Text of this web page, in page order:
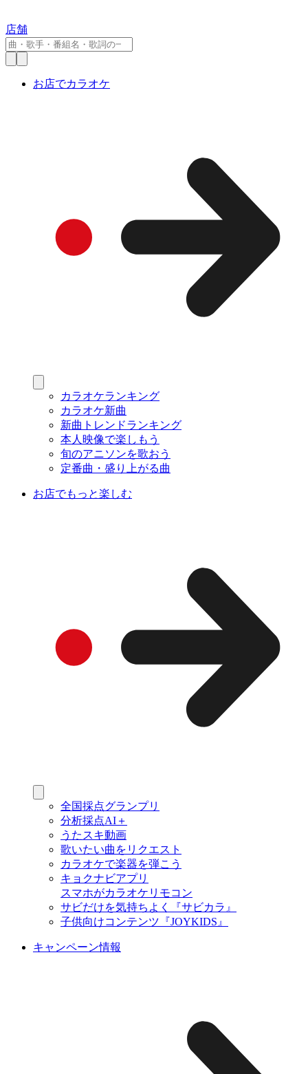
店舗
お店でカラオケ
カラオケランキング
カラオケ新曲
新曲トレンドランキング
本人映像で楽しもう
旬のアニソンを歌おう
定番曲・盛り上がる曲
お店でもっと楽しむ
全国採点グランプリ
分析採点AI＋
うたスキ動画
歌いたい曲をリクエスト
カラオケで楽器を弾こう
キョクナビアプリ
スマホがカラオケリモコン
サビだけを気持ちよく『サビカラ』
子供向けコンテンツ『JOYKIDS』
キャンペーン情報